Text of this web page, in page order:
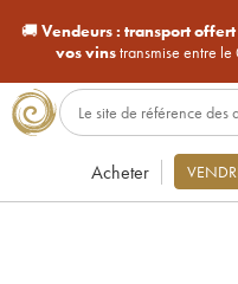
🚚Vendeurs : transport
vos vinstransmise entre
Acheter